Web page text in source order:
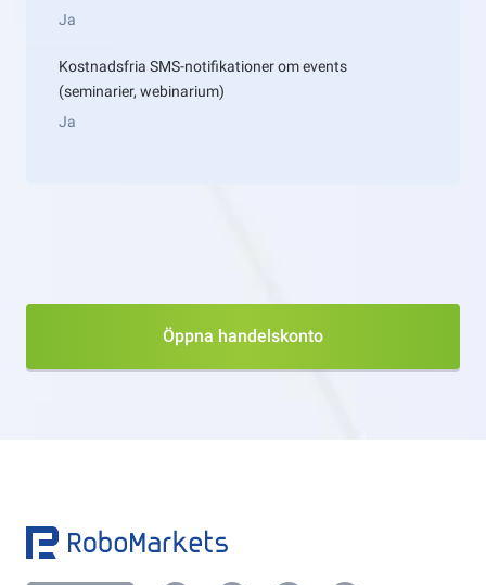
Ja
Kostnadsfria SMS-notifikationer om events
(seminarier, webinarium)
Ja
Öppna handelskonto